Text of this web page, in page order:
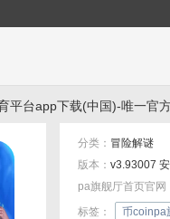
台app下载(中国)-唯一官
分类： 冒险解谜
版本： v3.93007
pa旗舰厅首页官网
标签：
币coinpa